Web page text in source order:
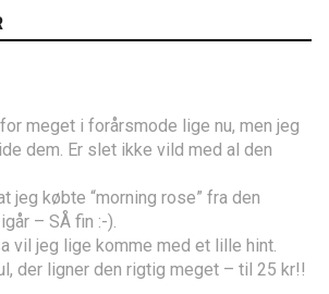
meget i forårsmode lige nu, men jeg
dem. Er slet ikke vild med al den
jeg købte “morning rose” fra den
– SÅ fin :-).
vil jeg lige komme med et lille hint.
der ligner den rigtig meget – til 25 kr!!